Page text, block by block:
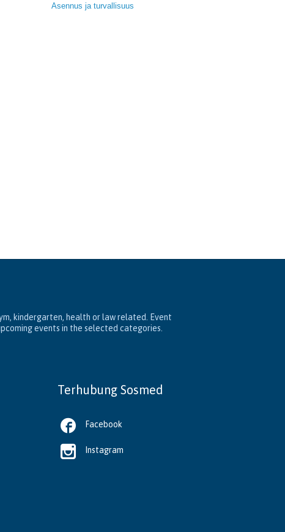
Asennus ja turvallisuus
kindergarten, health or law related. Event
events in the selected categories.
Terhubung Sosmed
 Facebook
 Instagram